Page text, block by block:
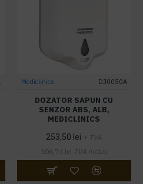
Mediclinics DJ0050A
DOZATOR SAPUN CU
SENZOR ABS, ALB,
MEDICLINICS
253,50 lei + TVA
306,74 lei TVA inclus